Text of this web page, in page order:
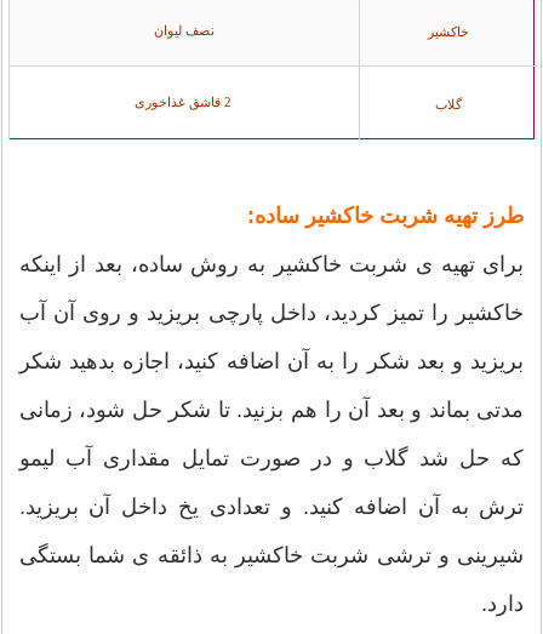
خاکشیر نصف لیوان
گلاب
طرز تهیه شربت خاکشیر ساده:
برای تهیه ی شربت خاکشیر به روش ساده، بعد از اینکه
خاکشیر را تمیز کردید، داخل پارچی بریزید و روی آن آب
بریزید و بعد شکر را به آن اضافه کنید، اجازه بدهید شکر
مدتی بماند و بعد آن را هم بزنید. تا شکر حل شود، زمانی
که حل شد گلاب و در صورت تمایل مقداری آب لیمو
ترش به آن اضافه کنید. و تعدادی یخ داخل آن بریزید.
شیرینی و ترشی شربت خاکشیر به ذائقه ی شما بستگی
دارد.